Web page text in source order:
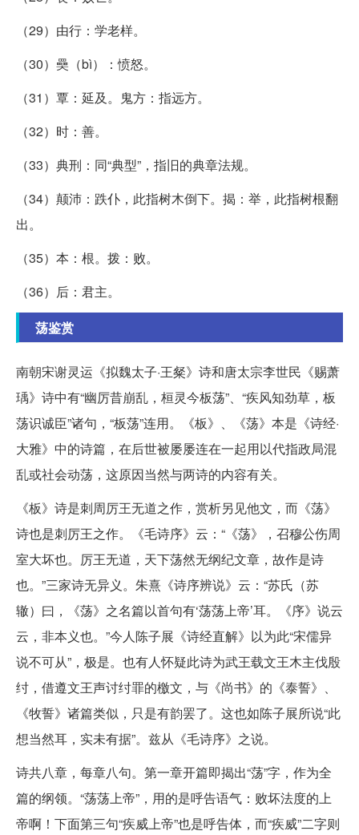
（29）由行：学老样。
（30）奰（bì）：愤怒。
（31）覃：延及。鬼方：指远方。
（32）时：善。
（33）典刑：同“典型”，指旧的典章法规。
（34）颠沛：跌仆，此指树木倒下。揭：举，此指树根翻
出。
（35）本：根。拨：败。
（36）后：君主。
荡鉴赏
南朝宋谢灵运《拟魏太子·王粲》诗和唐太宗李世民《赐萧
瑀》诗中有“幽厉昔崩乱，桓灵今板荡”、“疾风知劲草，板
荡识诚臣”诸句，“板荡”连用。《板》、《荡》本是《诗经·
大雅》中的诗篇，在后世被屡屡连在一起用以代指政局混
乱或社会动荡，这原因当然与两诗的内容有关。
《板》诗是刺周厉王无道之作，赏析另见他文，而《荡》
诗也是刺厉王之作。《毛诗序》云：“《荡》，召穆公伤周
室大坏也。厉王无道，天下荡然无纲纪文章，故作是诗
也。”三家诗无异义。朱熹《诗序辨说》云：“苏氏（苏
辙）曰，《荡》之名篇以首句有‘荡荡上帝’耳。《序》说云
云，非本义也。”今人陈子展《诗经直解》以为此“宋儒异
说不可从”，极是。也有人怀疑此诗为武王载文王木主伐殷
纣，借遵文王声讨纣罪的檄文，与《尚书》的《泰誓》、
《牧誓》诸篇类似，只是有韵罢了。这也如陈子展所说“此
想当然耳，实未有据”。兹从《毛诗序》之说。
诗共八章，每章八句。第一章开篇即揭出“荡”字，作为全
篇的纲领。“荡荡上帝”，用的是呼告语气：败坏法度的上
帝啊！下面第三句“疾威上帝”也是呼告体，而“疾威”二字则